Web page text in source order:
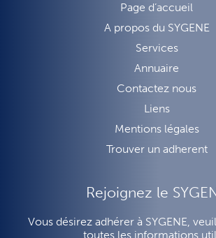
Page d’accueil
A propos du SYGENE
Services
Annuaire
Contactez nous
Liens
Mentions légales
Trouver un adherent
Rejoignez le
Vous désirez adhérer à SYGENE,
toutes les informations